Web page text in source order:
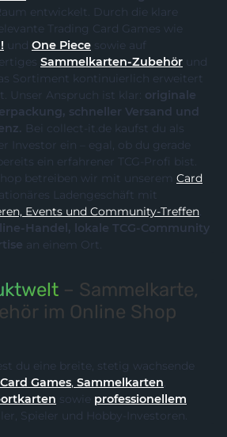
entwickelt. Durch die klare
auf relevante Trading Card Games wie
und One Piece sowie auf
Sammelkarten-Zubehör
erweitert
und professionalisiert. Unser Anspruch ist klar: originale
Bei collect-it.de kaufst du als
– egal, ob du gerade
erfahrener TCG-Profi bist.
betreiben wir mit unserem Card
Ladengeschäft mit
Turnieren, Events und Community-Treffen.
lokale TCG-Community
an einem Ort.
– Sammelkarte,
im Online Shop
du eine breite, stetig wachsende
Trading Card Games, Sammelkarten,
sowie professionellem
Spieler und Hobby-Investoren.